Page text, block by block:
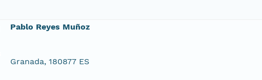
Pablo Reyes Muñoz
Granada, 180877 ES